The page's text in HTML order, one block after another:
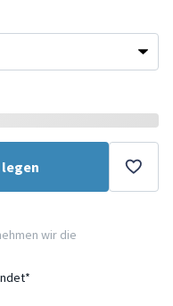
legen
wir die